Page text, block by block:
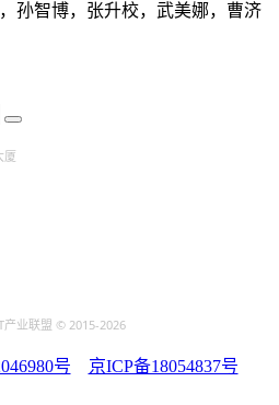
孙智博，张升校，武美娜，曹济
厦
产业联盟 © 2015-2026
号 京ICP备18054837号